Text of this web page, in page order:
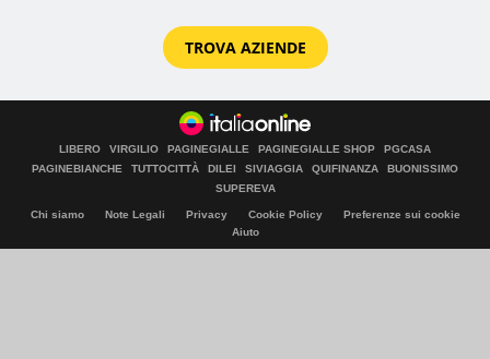
TROVA AZIENDE
LIBERO VIRGILIO PAGINEGIALLE PAGINEGIALLE SHOP
PGCASA
PAGINEBIANCHE
TUTTOCITTÀ DILEI SIVIAGGIA QUIFINANZA
BUONISSIMO
SUPEREVA
Chi siamo Note Legali Privacy Cookie Policy
Preferenze sui cookie
Aiuto